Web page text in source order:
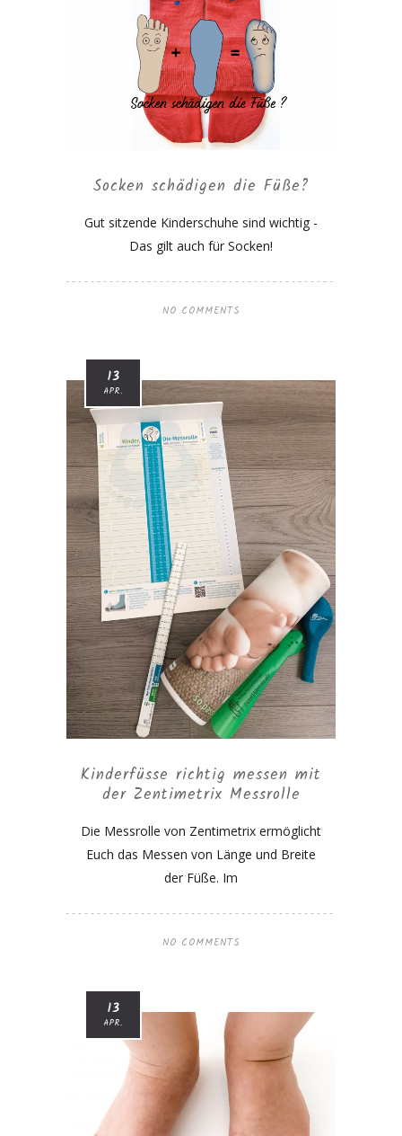
Socken schädigen die Füße?
Gut sitzende Kinderschuhe sind wichtig -
Das gilt auch für Socken!
NO COMMENTS
13
APR.
Kinderfüsse richtig messen mit
der Zentimetrix Messrolle
Die Messrolle von Zentimetrix ermöglicht
Euch das Messen von Länge und Breite
der Füße. Im
NO COMMENTS
13
APR.